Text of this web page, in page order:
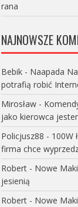
rana
NAJNOWSZE
Bebik- Naapada
potrafią robić
Mirosław-
jako kierowca
Policjusz88 - 100W
firma chce
Robert- Nowe
jesienią
Robert- Nowe